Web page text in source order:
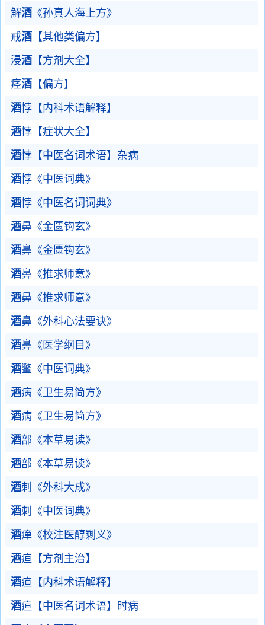
解酒 《孙真人海上方》
戒酒 【其他类偏方】
浸酒 【方剂大全】
痉酒 【偏方】
酒悖【内科术语解释】
酒悖【症状大全】
酒悖【中医名词术语】杂病
酒悖《中医词典》
酒悖《中医名词词典》
酒鼻《金匮钩玄》
酒鼻《金匮钩玄》
酒鼻《推求师意》
酒鼻《推求师意》
酒鼻《外科心法要诀》
酒鼻《医学纲目》
酒鳖《中医词典》
酒病《卫生易简方》
酒病《卫生易简方》
酒部《本草易读》
酒部《本草易读》
酒刺《外科大成》
酒刺《中医词典》
酒瘅《校注医醇剩义》
酒疸【方剂主治】
酒疸【内科术语解释】
酒疸【中医名词术语】时病